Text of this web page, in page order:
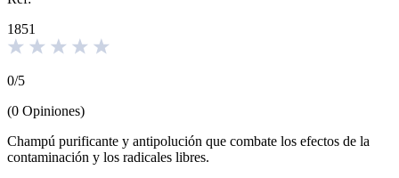
1851
0/5
(0 Opiniones)
Champú purificante y antipolución que combate los efectos de la
contaminación y los radicales libres.